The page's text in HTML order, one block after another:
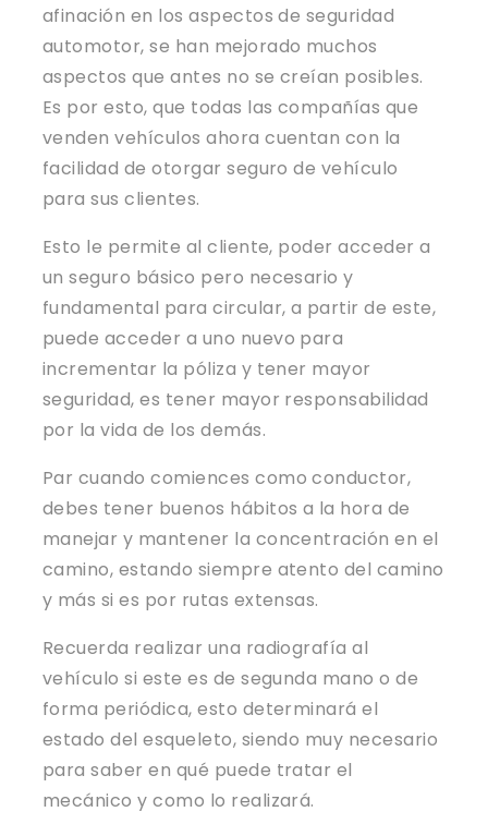
afinación en los aspectos de seguridad
automotor, se han mejorado muchos
aspectos que antes no se creían posibles.
Es por esto, que todas las compañías que
venden vehículos ahora cuentan con la
facilidad de otorgar seguro de vehículo
para sus clientes.
Esto le permite al cliente, poder acceder a
un seguro básico pero necesario y
fundamental para circular, a partir de este,
puede acceder a uno nuevo para
incrementar la póliza y tener mayor
seguridad, es tener mayor responsabilidad
por la vida de los demás.
Par cuando comiences como conductor,
debes tener buenos hábitos a la hora de
manejar y mantener la concentración en el
camino, estando siempre atento del camino
y más si es por rutas extensas.
Recuerda realizar una radiografía al
vehículo si este es de segunda mano o de
forma periódica, esto determinará el
estado del esqueleto, siendo muy necesario
para saber en qué puede tratar el
mecánico y como lo realizará.